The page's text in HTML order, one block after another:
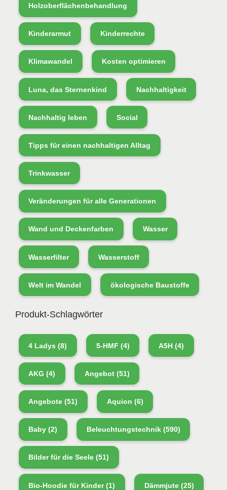
Holzoberflächenbehandlung
Kinderarmut Kinderrechte
Klimawandel Kosten optimieren
Luna, das Sternenkind Nachhaltigkeit
Nachhaltig leben Social
Tipps für einen nachhaltigen Alltag
Trinkwasser
Veränderungen für alle Generationen
Wand und Deckenfarben Wasser
Wasserfilter Wasserstoff
Welt im Wandel ökologische Baustoffe
Produkt-Schlagwörter
4 Ladys (8) 5-HMF (4) A5H(4)
AKG (4) Angebot(51)
Angebote (51) Aquion (6)
Baby (2) Beleuchtungstechnik(590)
Bilder für die Seele (51)
Bio-Hoodie für Kinder(1) Dämmjute(25)